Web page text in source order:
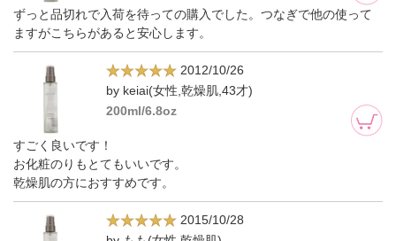
ずっと品切れで入荷を待っての購入でした。つなぎで他の使って
ますがこちらがあると安心します。
2012/10/26
by keiai(女性,乾燥肌,43才)
200ml/6.8oz
すごく良いです！
お化粧のりもとてもいいです。
乾燥肌の方におすすめです。
2015/10/28